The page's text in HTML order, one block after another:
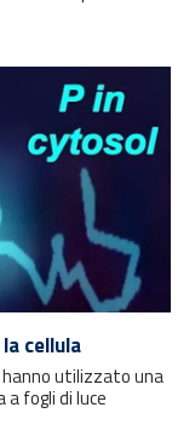
cellula
utilizzato una
fogli di luce